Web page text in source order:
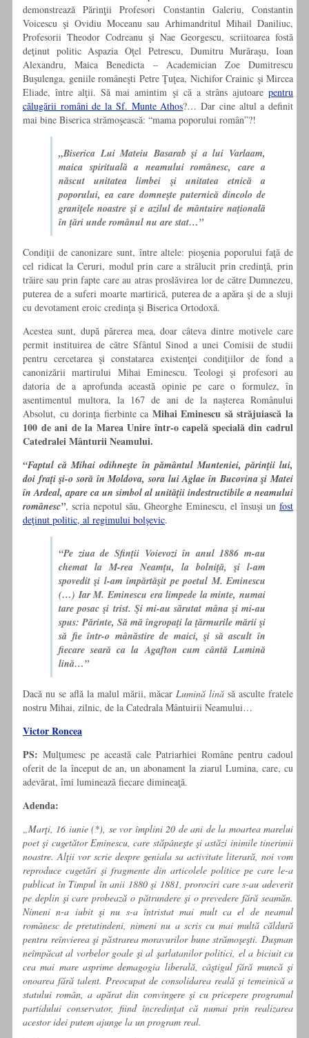
demonstrează Părinţii Profesori Constantin Galeriu, Constantin
Voicescu şi Ovidiu Moceanu sau Arhimandritul Mihail Daniliuc,
Profesorii Theodor Codreanu şi Nae Georgescu, scriitoarea fostă
deţinut politic Aspazia Oţel Petrescu, Dumitru Murăraşu, Ioan
Alexandru, Maica Benedicta – Academician Zoe Dumitrescu
Buşulenga, geniile româneşti Petre Ţuţea, Nichifor Crainic şi Mircea
Eliade, între alţii. Să mai amintim şi că a strâns ajutoare pentru
călugării români de la Sf. Munte Athos?… Dar cine altul a definit
mai bine Biserica strămoşească: “mama poporului român”?!
„Biserica Lui Mateiu Basarab şi a lui Varlaam,
maica spirituală a neamului românesc, care a
născut unitatea limbei şi unitatea etnică a
poporului, ea care domneşte puternică dincolo de
graniţele noastre şi e azilul de mântuire naţională
în ţări unde românul nu are stat…”
Condiţii de canonizare sunt, între altele: pioşenia poporului faţă de
cel ridicat la Ceruri, modul prin care a strălucit prin credinţă, prin
trăire sau prin fapte care au atras proslăvirea lor de către Dumnezeu,
puterea de a suferi moarte martirică, puterea de a apăra şi de a sluji
cu devotament eroic credinţa şi Biserica Ortodoxă.
Acestea sunt, după părerea mea, doar câteva dintre motivele care
permit instituirea de către Sfântul Sinod a unei Comisii de studii
pentru cercetarea şi constatarea existenţei condiţiilor de fond a
canonizării martirului Mihai Eminescu. Teologi şi profesori au
datoria de a aprofunda această opinie pe care o formulez, în
asentimentul multora, la 167 de ani de la naşterea Românului
Absolut, cu dorinţa fierbinte ca Mihai Eminescu să străjuiască la
100 de ani de la Marea Unire într-o capelă specială din cadrul
Catedralei Mânturii Neamului.
“Faptul că Mihai odihneşte în pământul Munteniei, părinţii lui,
doi fraţi şi-o soră în Moldova, sora lui Aglae în Bucovina şi Matei
în Ardeal, apare ca un simbol al unităţii indestructibile a neamului
românesc”, scria nepotul său, Gheorghe Eminescu, el însuşi un fost
deţinut politic, al regimului bolşevic.
“Pe ziua de Sfinţii Voievozi în anul 1886 m-au
chemat la M-rea Neamţu, la bolniţă, şi l-am
spovedit şi l-am împărtăşit pe poetul M. Eminescu
(…) Iar M. Eminescu era limpede la minte, numai
tare posac şi trist. Şi mi-au sărutat mâna şi mi-au
spus: Părinte, Să mă îngropaţi la ţărmurile mării şi
să fie într-o mânăstire de maici, şi să ascult în
fiecare seară ca la Agafton cum cântă Lumină
lină…”
Dacă nu se află la malul mării, măcarLumină lină să asculte fratele
nostru Mihai, zilnic, de la Catedrala Mântuirii Neamului…
Victor Roncea
PS: Mulţumesc pe această cale Patriarhiei Române pentru cadoul
oferit de la început de an, un abonament la ziarul Lumina, care, cu
adevărat, îmi luminează fiecare dimineaţă.
Adenda:
„Marţi, 16 iunie (*), se vor îm­plini 20 de ani de la moartea marelui
poet şi cugetător Emi­nescu, care stăpâneşte şi astăzi inimile tinerimii
noastre. Alţii vor scrie despre geniala sa activitate literară, noi vom
reproduce cugetări şi fragmente din articolele politice pe care le-a
publicat în Timpul în anii 1880 şi 1881, prorociri care s-au adeverit
pe deplin şi care probează o pătrundere şi o preve­dere fără seamăn.
Nimeni n-a iubit şi nu s-a întristat mai mult ca el de neamul
românesc de pretutindeni, nimeni nu a scris cu mai multă căldură
pentru reînvierea şi păstrarea moravu­rilor bune strămoşeşti. Duşman
neîmpăcat al vorbelor goale şi al şarlatanilor politici, el a biciuit cu
cea mai mare asprime demagogia liberală, câştigul fără muncă şi
onoarea fără talent. Preocupat de consolidarea reală şi temeinică a
statului ro­mân, a apărat din convingere şi cu pricepere programul
par­tidului conservator, fiind încredinţat că numai prin realizarea
acestor idei putem ajunge la un program real.